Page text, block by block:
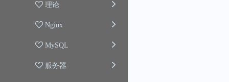
理论
Nginx
MySQL
服务器